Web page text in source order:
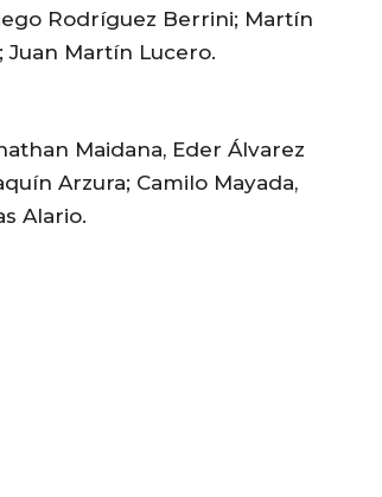
Rodríguez Berrini; Martín
Juan Martín Lucero.
Maidana, Eder Álvarez
Arzura; Camilo Mayada,
Alario.